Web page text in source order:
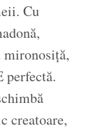
Cu
mironosiță,
perfectă.
creatoare,